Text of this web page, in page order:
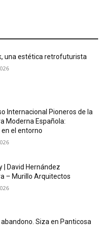
una estética retrofuturista
Internacional Pioneros de la
Moderna Española:
en el entorno
| David Hernández
– Murillo Arquitectos
Siza en Panticosa